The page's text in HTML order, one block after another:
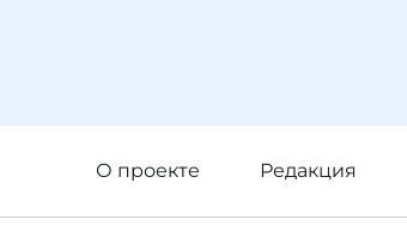
О проекте Редакция